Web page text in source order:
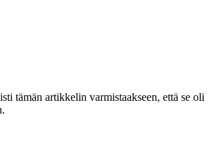
tämän artikkelin varmistaakseen, että se oli